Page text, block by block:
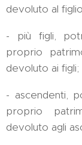
devoluto al
- più figli,
proprio
devoluto ai figli;
- ascendenti,
proprio
devoluto agli